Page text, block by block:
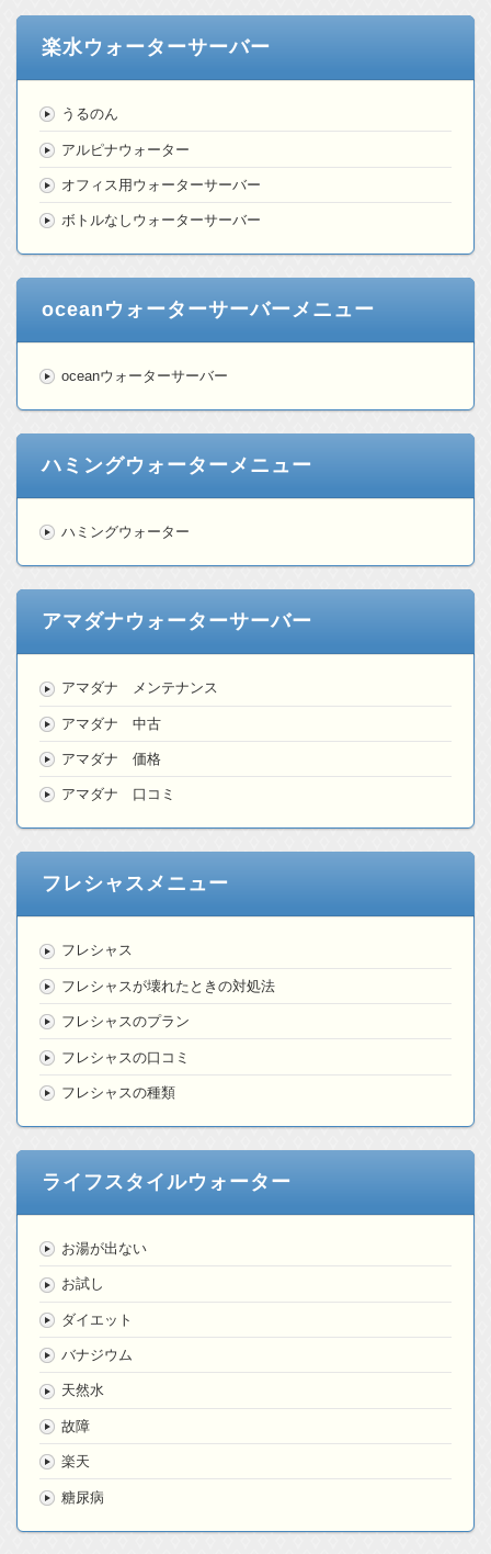
楽水ウォーターサーバー
うるのん
アルピナウォーター
オフィス用ウォーターサーバー
ボトルなしウォーターサーバー
oceanウォーターサーバーメニュー
oceanウォーターサーバー
ハミングウォーターメニュー
ハミングウォーター
アマダナウォーターサーバー
アマダナ メンテナンス
アマダナ 中古
アマダナ 価格
アマダナ 口コミ
フレシャスメニュー
フレシャス
フレシャスが壊れたときの対処法
フレシャスのプラン
フレシャスの口コミ
フレシャスの種類
ライフスタイルウォーター
お湯が出ない
お試し
ダイエット
バナジウム
天然水
故障
楽天
糖尿病